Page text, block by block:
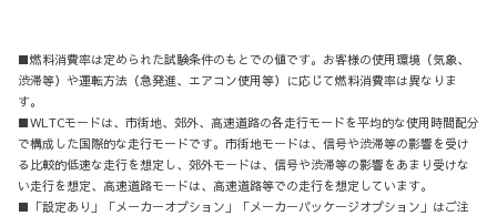
■燃料消費率は定められた試験条件のもとでの値です。お客様の使用環境（気象、
渋滞等）や運転方法（急発進、エアコン使用等）に応じて燃料消費率は異なりま
す。
■WLTCモードは、市街地、郊外、高速道路の各走行モードを平均的な使用時間配分
で構成した国際的な走行モードです。市街地モードは、信号や渋滞等の影響を受け
る比較的低速な走行を想定し、郊外モードは、信号や渋滞等の影響をあまり受けな
い走行を想定、高速道路モードは、高速道路等での走行を想定しています。
■「設定あり」「メーカーオプション」「メーカーパッケージオプション」はご注